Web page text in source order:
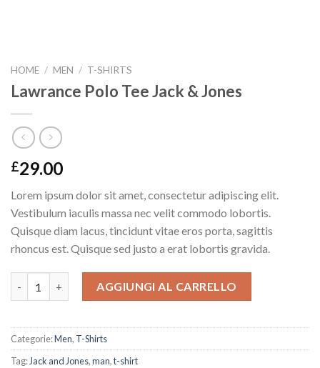
HOME / MEN / T-SHIRTS
Lawrance Polo Tee Jack & Jones
£29.00
Lorem ipsum dolor sit amet, consectetur adipiscing elit.
Vestibulum iaculis massa nec velit commodo lobortis.
Quisque diam lacus, tincidunt vitae eros porta, sagittis
rhoncus est. Quisque sed justo a erat lobortis gravida.
AGGIUNGI AL CARRELLO
Categorie:Men, T-Shirts
Tag: Jack and Jones,man,t-shirt